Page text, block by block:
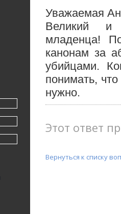
Уважаемая
Великий и
младенца!
канонам за
убийцами.
понимать,
нужно.
Этот ответ
Вернуться к списку